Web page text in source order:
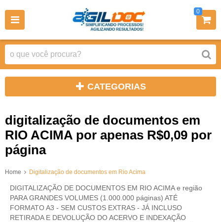
0
CATEGORIAS
digitalização de documentos em
RIO ACIMA por apenas R$0,09 por
página
Home Digitalização de documentos em Rio Acima
DIGITALIZAÇÃO DE DOCUMENTOS EM RIO ACIMA e região
PARA GRANDES VOLUMES (1.000.000 páginas) ATÉ
FORMATO A3 - SEM CUSTOS EXTRAS - JÁ INCLUSO
RETIRADA E DEVOLUÇÃO DO ACERVO E INDEXAÇÃO